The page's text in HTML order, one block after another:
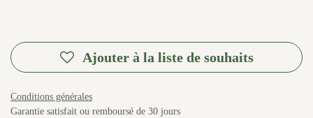
Ajouter à la liste de souhaits
Conditions générales
Garantie satisfait ou remboursé de 30 jours